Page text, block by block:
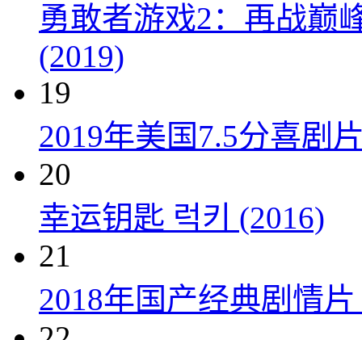
勇敢者游戏2：再战巅
(2019)
19
2019年美国7.5分喜剧
20
幸运钥匙 럭키 (2016)
21
2018年国产经典剧情